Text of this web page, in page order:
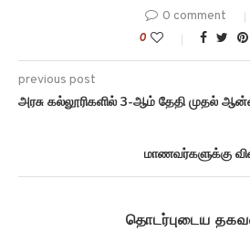
0 comment
0
previous post
அரசு கல்லூரிகளில் 3-ஆம் தேதி முதல்
மாணவர்களுக்கு
தொடர்புடைய